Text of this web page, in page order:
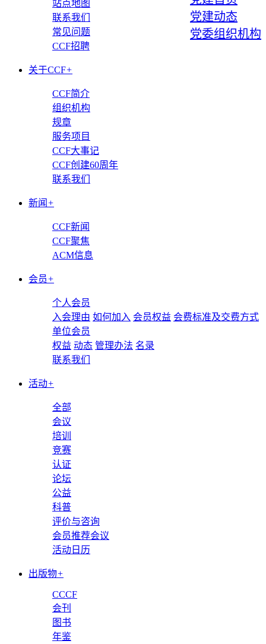
党建动态
党委组织机构
站点地图
联系我们
常见问题
CCF招聘
关于CCF+
CCF简介
组织机构
规章
服务项目
CCF大事记
CCF创建60周年
联系我们
新闻 +
CCF新闻
CCF聚焦
ACM信息
会员+
个人会员
入会理由 如何加入 会员权益 会费标准及交费方式
单位会员
权益 动态 管理办法 名录
联系我们
活动+
全部
会议
培训
竞赛
认证
论坛
公益
科普
评价与咨询
会员推荐会议
活动日历
出版物+
CCCF
会刊
图书
年鉴